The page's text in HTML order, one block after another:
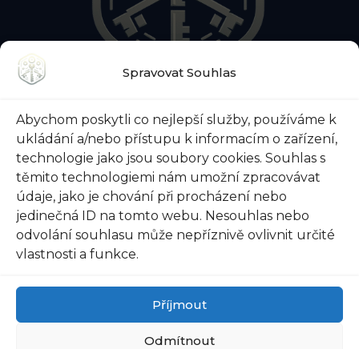
Spravovat Souhlas
Abychom poskytli co nejlepší služby, používáme k
ukládání a/nebo přístupu k informacím o zařízení,
technologie jako jsou soubory cookies. Souhlas s
těmito technologiemi nám umožní zpracovávat
údaje, jako je chování při procházení nebo
jedinečná ID na tomto webu. Nesouhlas nebo
odvolání souhlasu může nepříznivě ovlivnit určité
vlastnosti a funkce.
Příjmout
Odmítnout
O ZABEZPEČENÍ DVEŘÍ
VŠE O TREZORECH
@ 2026 Zámečnictví-svoboda.cz |Ochrana osobních
údajů|Všeobecné obchodní podmínky
AI Editorial Policy